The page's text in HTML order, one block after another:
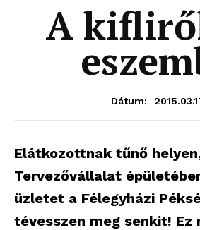
A
Dátum:
Elátkozottnak tűnő
Tervezővállalat
üzletet a Félegyházi
tévesszen meg senkit! Ez